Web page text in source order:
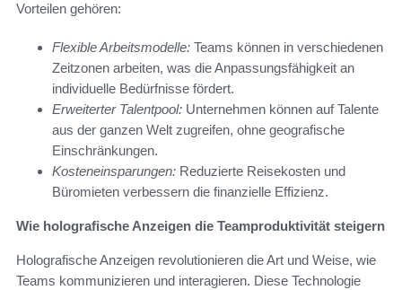
Vorteilen gehören:
Flexible Arbeitsmodelle: Teams können in verschiedenen
Zeitzonen arbeiten, was die Anpassungsfähigkeit an
individuelle Bedürfnisse fördert.
Erweiterter Talentpool: Unternehmen können auf Talente
aus der ganzen Welt zugreifen, ohne geografische
Einschränkungen.
Kosteneinsparungen: Reduzierte Reisekosten und
Büromieten verbessern die finanzielle Effizienz.
Wie holografische Anzeigen die Teamproduktivität steigern
Holografische Anzeigen revolutionieren die Art und Weise, wie
Teams kommunizieren und interagieren. Diese Technologie